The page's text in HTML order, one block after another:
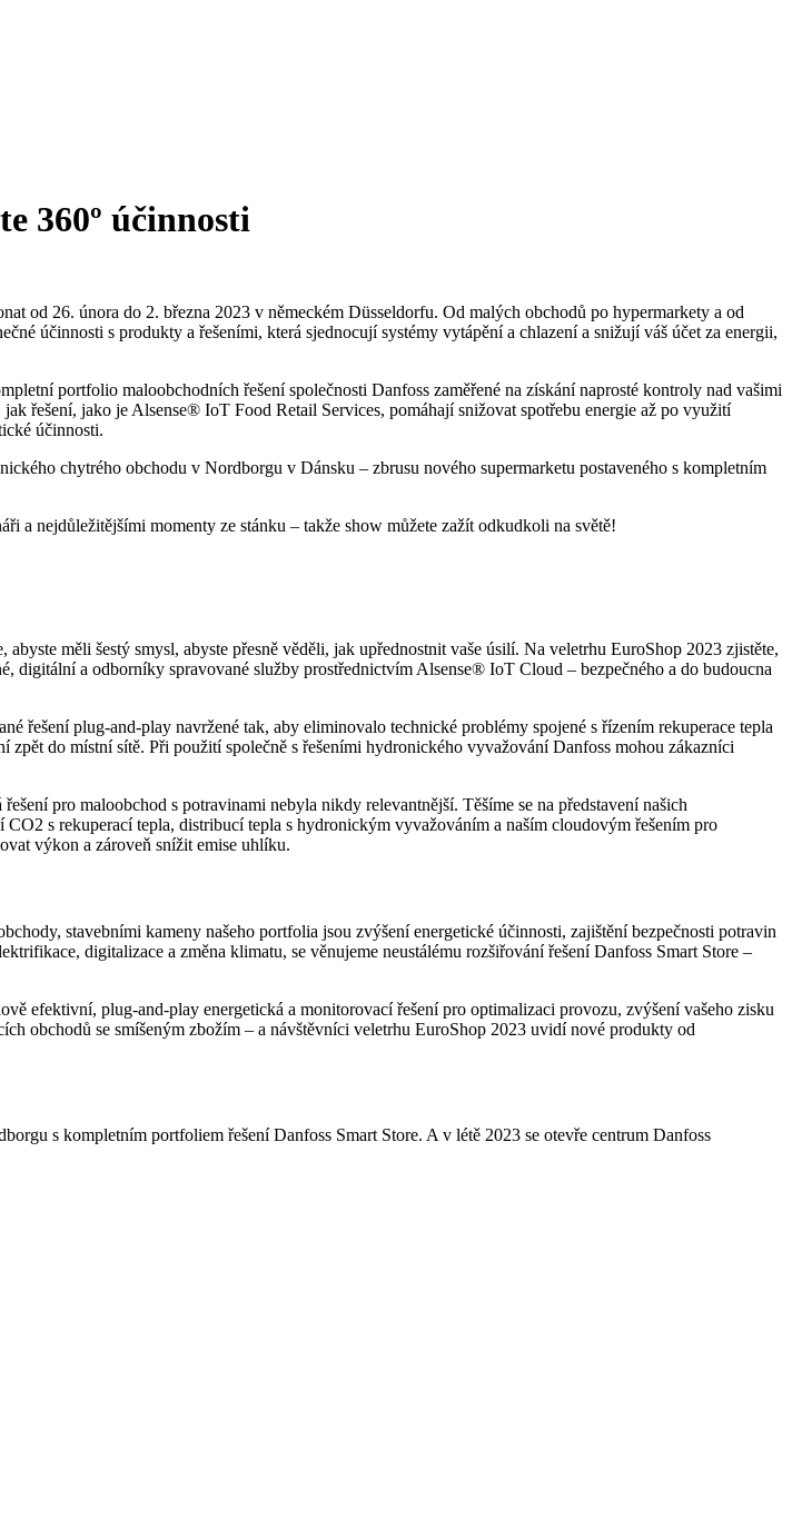
360º účinnosti
od 26. února do 2. března 2023 v německém Düsseldorfu. Od malých obchodů po hypermarkety a od
účinnosti s produkty a řešeními, která sjednocují systémy vytápění a chlazení a snižují váš účet za energii,
portfolio maloobchodních řešení společnosti Danfoss zaměřené na získání naprosté kontroly nad vašimi
řešení, jako je Alsense® IoT Food Retail Services, pomáhají snižovat spotřebu energie až po využití
účinnosti.
chytrého obchodu v Nordborgu v Dánsku – zbrusu nového supermarketu postaveného s kompletním
a nejdůležitějšími momenty ze stánku – takže show můžete zažít odkudkoli na světě!
měli šestý smysl, abyste přesně věděli, jak upřednostnit vaše úsilí. Na veletrhu EuroShop 2023 zjistěte,
a odborníky spravované služby prostřednictvím Alsense® IoT Cloud – bezpečného a do budoucna
řešení plug-and-play navržené tak, aby eliminovalo technické problémy spojené s řízením rekuperace tepla
do místní sítě. Při použití společně s řešeními hydronického vyvažování Danfoss mohou zákazníci
pro maloobchod s potravinami nebyla nikdy relevantnější. Těšíme se na představení našich
s rekuperací tepla, distribucí tepla s hydronickým vyvažováním a naším cloudovým řešením pro
výkon a zároveň snížit emise uhlíku.
stavebními kameny našeho portfolia jsou zvýšení energetické účinnosti, zajištění bezpečnosti potravin
digitalizace a změna klimatu, se věnujeme neustálému rozšiřování řešení Danfoss Smart Store –
efektivní, plug-and-play energetická a monitorovací řešení pro optimalizaci provozu, zvýšení vašeho zisku
obchodů se smíšeným zbožím – a návštěvníci veletrhu EuroShop 2023 uvidí nové produkty od
s kompletním portfoliem řešení Danfoss Smart Store. A v létě 2023 se otevře centrum Danfoss